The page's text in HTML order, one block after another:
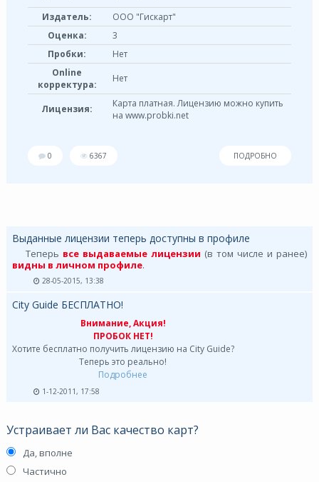
Издатель:
ООО "Гискарт"
Оценка:
3
Пробки:
Нет
Online
корректура:
Нет
Лицензия:
Карта платная. Лицензию можно купить
на www.probki.net
0 6367 ПОДРОБНО
Выданные лицензии теперь доступны в профиле
Теперь все выдаваемые лицензии (в том числе и ранее)
видны в личном профиле.
28-05-2015, 13:38
City Guide БЕСПЛАТНО!
Внимание, Акция!
ПРОБОК НЕТ!
Хотите бесплатно получить лицензию на City Guide?
Теперь это реально!
Подробнее
1-12-2011, 17:58
Устраивает ли Вас качество карт?
Да, вполне
Частично